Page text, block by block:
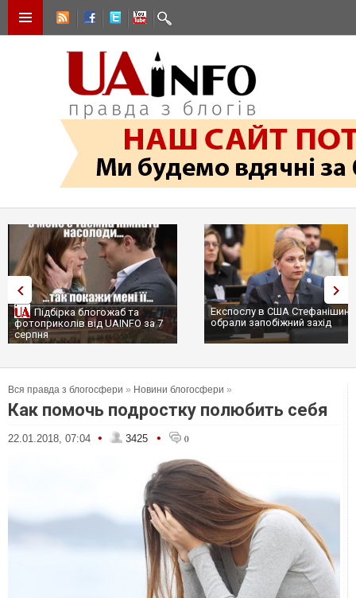
Підбірка блогожаб та
фотоприколів від UAINFO за 7
серпня
Експослу в США Стефанішиній
обрали запобіжний захід
Вся правда з блогосфери » Новини блогосфери »
Как помочь подростку полюбить себя
22.01.2018, 07:04 • 3425 • 0